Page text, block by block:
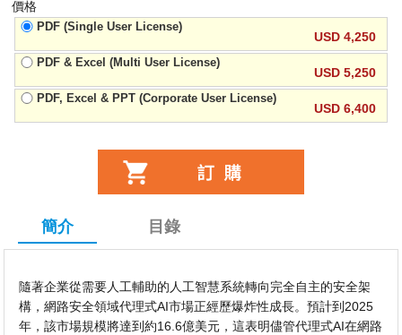
價格
PDF (Single User License)
USD 4,250
PDF & Excel (Multi User License)
USD 5,250
PDF, Excel & PPT (Corporate User License)
USD 6,400
簡介 目錄
隨著企業從需要人工輔助的人工智慧系統轉向完全自主的安全架
構，網路安全領域代理式AI市場正經歷爆炸性成長。預計到2025
年，該市場規模將達到約16.6億美元，這表明儘管代理式AI在網路